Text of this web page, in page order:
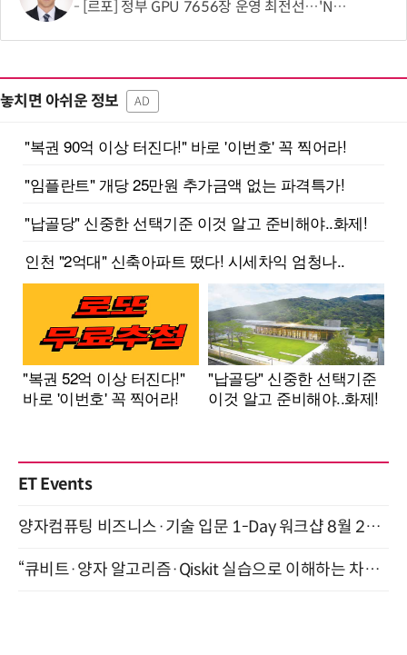
[르포] 정부 GPU 7656장 운영 최전선…'NHN 팩토리X' 가보니
놓치면 아쉬운 정보 AD
ET Events
양자컴퓨팅 비즈니스·기술 입문 1-Day 워크샵 8월 28일 개최
“큐비트·양자 알고리즘·Qiskit 실습으로 이해하는 차세대 컴퓨팅” (8/28)